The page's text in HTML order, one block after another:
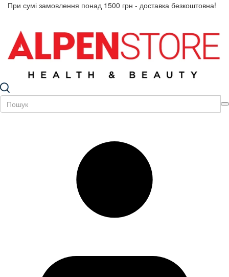
При сумі замовлення понад 1500 грн - доставка безкоштовна!